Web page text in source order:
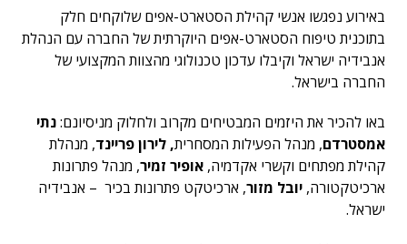
באירוע נפגשו אנשי קהילת הסטארט-אפים שלוקחים חלק
בתוכנית טיפוח הסטארט-אפים היוקרתית של החברה עם הנהלת
אנבידיה ישראל וקיבלו עדכון טכנולוגי מהצוות המקצועי של
החברה בישראל.
באו להכיר את היזמים המבטיחים מקרוב ולחלוק מניסיונם:נתי
אמסטרדם, מנהל הפעילות המסחרית,לירון פריינד, מנהלת
קהילת מפתחים וקשרי אקדמיה, אופיר זמיר, מנהל פתרונות
ארכיטקטורה, יובל מזור, ארכיטקט פתרונות בכיר – אנבידיה
ישראל.